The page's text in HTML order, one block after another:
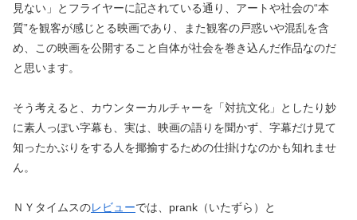
見ない」とフライヤーに記されている通り、アートや社会の“本
質”を観客が感じとる映画であり、また観客の戸惑いや混乱を含
め、この映画を公開すること自体が社会を巻き込んだ作品なのだ
と思います。
そう考えると、カウンターカルチャーを「対抗文化」としたり妙
に素人っぽい字幕も、実は、映画の語りを聞かず、字幕だけ見て
知ったかぶりをする人を揶揄するための仕掛けなのかも知れませ
ん。
ＮＹタイムスのレビューでは、prank（いたずら）と